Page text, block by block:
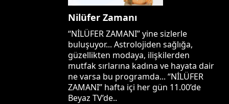
Nilüfer Zamanı
“NİLÜFER ZAMANI” yine sizlerle
buluşuyor... Astrolojiden sağlığa,
güzellikten modaya, ilişkilerden
mutfak sırlarına kadına ve hayata dair
ne varsa bu programda... “NİLÜFER
ZAMANI” hafta içi her gün 11.00’de
Beyaz TV’de..